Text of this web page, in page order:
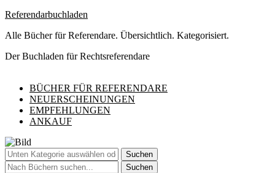
Referendarbuchladen
Alle Bücher für Referendare. Übersichtlich. Kategorisiert.
Der Buchladen für Rechtsreferendare
BÜCHER FÜR REFERENDARE
NEUERSCHEINUNGEN
EMPFEHLUNGEN
ANKAUF
Suchen
Suchen